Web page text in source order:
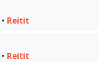
• Reitit
• Reitit